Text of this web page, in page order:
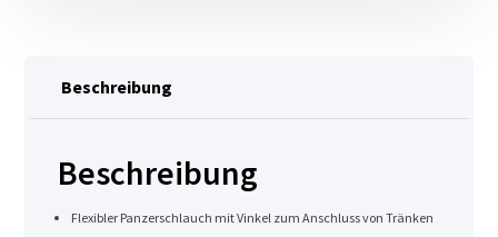
Beschreibung
Beschreibung
Flexibler Panzerschlauch mit Vinkel zum Anschluss von Tränken